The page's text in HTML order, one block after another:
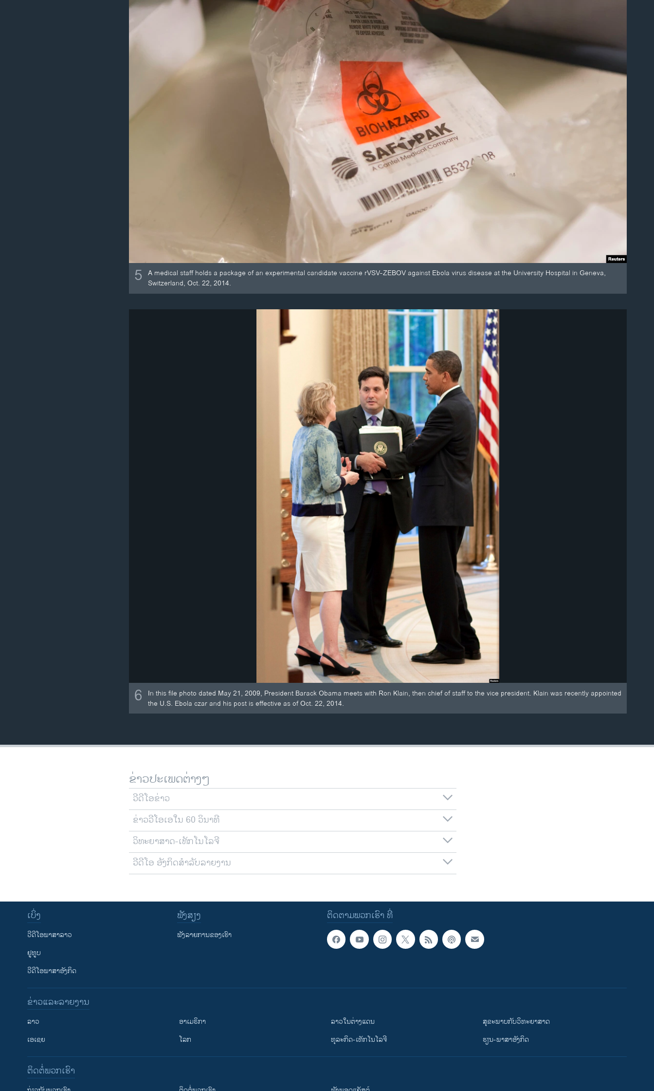
5 A medical staff holds a package of an experimental candidate vaccine rVSV-ZEBOV against Ebola virus disease at the University Hospital in Geneva,
Switzerland, Oct. 22, 2014.
6
In this file photo dated May 21, 2009, President Barack Obama meets with Ron Klain, then chief of staff to the vice president. Klain was recently appointed
the U.S. Ebola czar and his post is effective as of Oct. 22, 2014.
ຂ່າວປະເພດຕ່າງໆ
ວີດີໂອຂ່າວ
ຂ່າວວີໂອເອໃນ 60 ວິນາທີ
ວິທະຍາສາດ-ເທັກໂນໂລຈີ
ວີດີໂອ ອັງກິດສຳລັບລາຍງານ
ຕິດຕາມພວກເຮົາ ທີ່
ເບິ່ງ
ວີດີໂອພາສາລາວ
ຢູທູບ
ວີດີໂອພາສາອັງກິດ
ຟັງສຽງ
ຟັງລາຍການຂອງເຮົາ
ຂ່າວແລະລາຍງານ
ລາວ
ເອເຊຍ
ອາເມຣິກາ
ໂລກ
ລາວໃນຕ່າງແດນ
ທຸລະກິດ-ເທັກໂນໂລຈີ
ສຸຂະພາບກັບວິທະຍາສາດ
ຮຽນ-ພາສາອັງກິດ
ຕິດຕໍ່ພວກເຮົາ